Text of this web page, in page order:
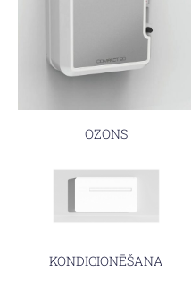
OZONS
KONDICIONĒŠANA